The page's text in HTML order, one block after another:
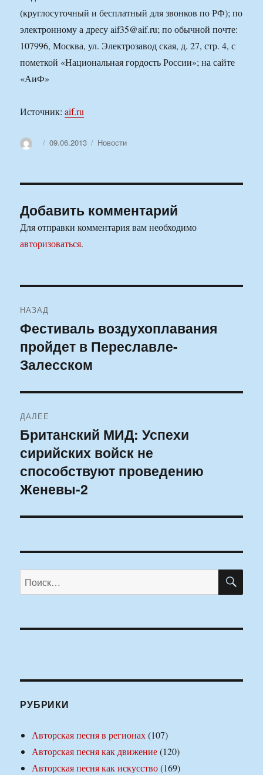
(круглосуточный и бесплатный для звонков по РФ); по
электронному а дресу aif35@aif.ru; по обычной почте:
107996, Москва, ул. Электрозавод ская, д. 27, стр. 4, с
пометкой «Национальная гордость России»; на сайте
«АиФ»
Источник:aif.ru
АвторОпубликовано
09.06.2013 Рубрики
Новости
Добавить комментарий
Для отправки комментария вам необходимо
авторизоваться.
по
записям
НАЗАД
Предыдущая
запись:
Фестиваль воздухоплавания
пройдет в Переславле-
Залесском
ДАЛЕЕ
Следующая
запись:
Британский МИД: Успехи
сирийских войск не
способствуют проведению
Женевы-2
Искать:
РУБРИКИ
Авторская песня в регионах(107)
Авторская песня как движение(120)
Авторская песня как искусство(169)